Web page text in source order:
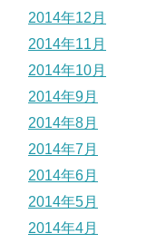
2014年12月
2014年11月
2014年10月
2014年9月
2014年8月
2014年7月
2014年6月
2014年5月
2014年4月